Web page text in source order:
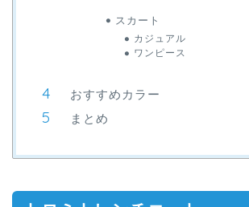
スカート
カジュアル
ワンピース
おすすめカラー
まとめ